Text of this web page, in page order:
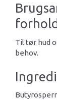
Til tør hud
behov.